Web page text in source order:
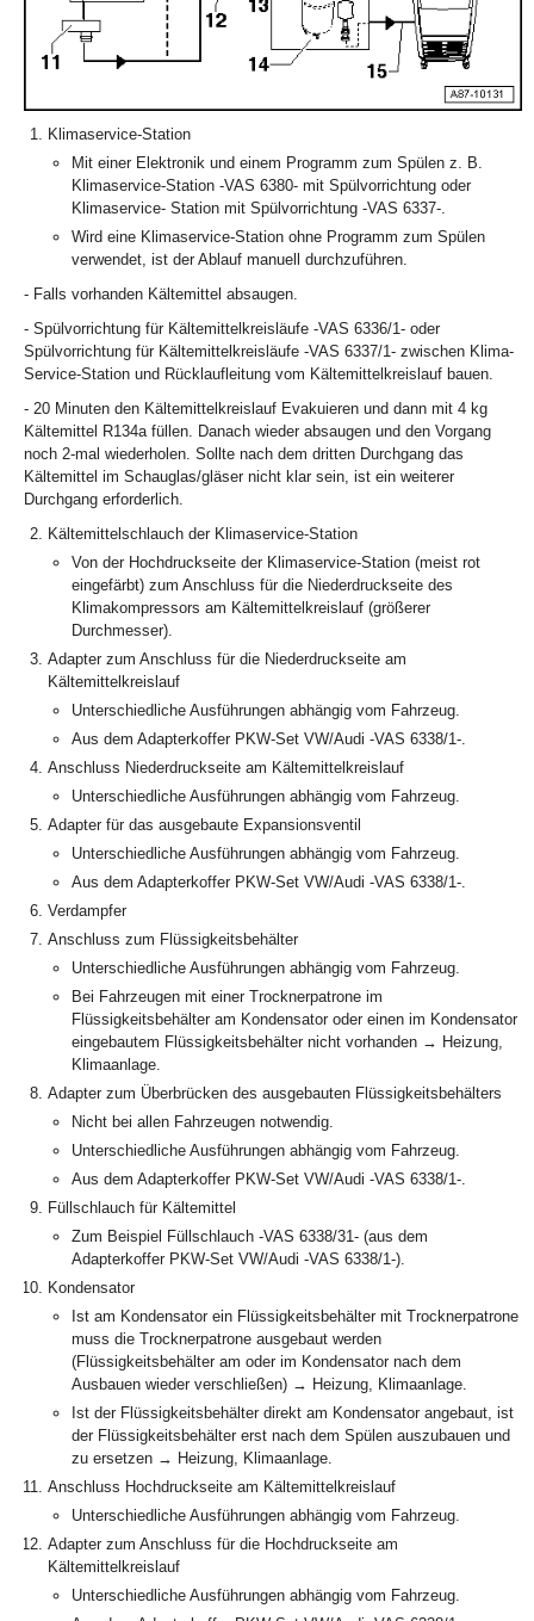
Klimaservice-Station
Mit einer Elektronik und einem Programm zum Spülen z. B.
Klimaservice-Station -VAS 6380- mit Spülvorrichtung oder
Klimaservice- Station mit Spülvorrichtung -VAS 6337-.
Wird eine Klimaservice-Station ohne Programm zum Spülen
verwendet, ist der Ablauf manuell durchzuführen.
- Falls vorhanden Kältemittel absaugen.
- Spülvorrichtung für Kältemittelkreisläufe -VAS 6336/1- oder
Spülvorrichtung für Kältemittelkreisläufe -VAS 6337/1- zwischen Klima-
Service-Station und Rücklaufleitung vom Kältemittelkreislauf bauen.
- 20 Minuten den Kältemittelkreislauf Evakuieren und dann mit 4 kg
Kältemittel R134a füllen. Danach wieder absaugen und den Vorgang
noch 2-mal wiederholen. Sollte nach dem dritten Durchgang das
Kältemittel im Schauglas/gläser nicht klar sein, ist ein weiterer
Durchgang erforderlich.
Kältemittelschlauch der Klimaservice-Station
Von der Hochdruckseite der Klimaservice-Station (meist rot
eingefärbt) zum Anschluss für die Niederdruckseite des
Klimakompressors am Kältemittelkreislauf (größerer
Durchmesser).
Adapter zum Anschluss für die Niederdruckseite am
Kältemittelkreislauf
Unterschiedliche Ausführungen abhängig vom Fahrzeug.
Aus dem Adapterkoffer PKW-Set VW/Audi -VAS 6338/1-.
Anschluss Niederdruckseite am Kältemittelkreislauf
Unterschiedliche Ausführungen abhängig vom Fahrzeug.
Adapter für das ausgebaute Expansionsventil
Unterschiedliche Ausführungen abhängig vom Fahrzeug.
Aus dem Adapterkoffer PKW-Set VW/Audi -VAS 6338/1-.
Verdampfer
Anschluss zum Flüssigkeitsbehälter
Unterschiedliche Ausführungen abhängig vom Fahrzeug.
Bei Fahrzeugen mit einer Trocknerpatrone im
Flüssigkeitsbehälter am Kondensator oder einen im Kondensator
eingebautem Flüssigkeitsbehälter nicht vorhanden → Heizung,
Klimaanlage.
Adapter zum Überbrücken des ausgebauten Flüssigkeitsbehälters
Nicht bei allen Fahrzeugen notwendig.
Unterschiedliche Ausführungen abhängig vom Fahrzeug.
Aus dem Adapterkoffer PKW-Set VW/Audi -VAS 6338/1-.
Füllschlauch für Kältemittel
Zum Beispiel Füllschlauch -VAS 6338/31- (aus dem
Adapterkoffer PKW-Set VW/Audi -VAS 6338/1-).
Kondensator
Ist am Kondensator ein Flüssigkeitsbehälter mit Trocknerpatrone
muss die Trocknerpatrone ausgebaut werden
(Flüssigkeitsbehälter am oder im Kondensator nach dem
Ausbauen wieder verschließen) → Heizung, Klimaanlage.
Ist der Flüssigkeitsbehälter direkt am Kondensator angebaut, ist
der Flüssigkeitsbehälter erst nach dem Spülen auszubauen und
zu ersetzen → Heizung, Klimaanlage.
Anschluss Hochdruckseite am Kältemittelkreislauf
Unterschiedliche Ausführungen abhängig vom Fahrzeug.
Adapter zum Anschluss für die Hochdruckseite am
Kältemittelkreislauf
Unterschiedliche Ausführungen abhängig vom Fahrzeug.